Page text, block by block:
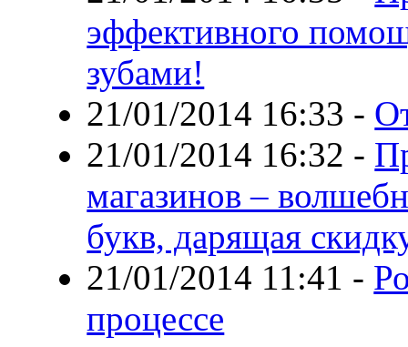
эффективного
зубами!
21/01/2014 16:33 -
21/01/2014 16:32 -
магазинов –
букв, дарящая
21/01/2014 11:41 -
процессе